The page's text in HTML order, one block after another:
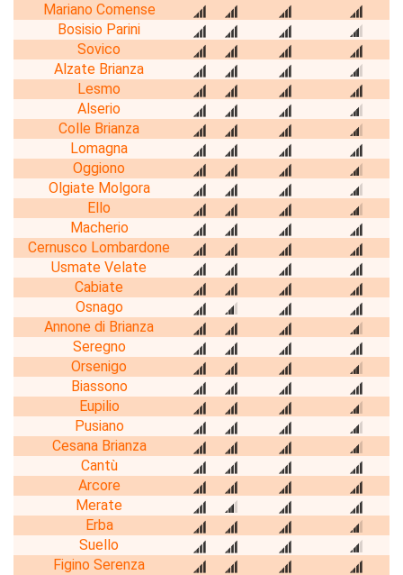
Mariano Comense
Bosisio Parini
Sovico
Alzate Brianza
Lesmo
Alserio
Colle Brianza
Lomagna
Oggiono
Olgiate Molgora
Ello
Macherio
Cernusco Lombardone
Usmate Velate
Cabiate
Osnago
Annone di Brianza
Seregno
Orsenigo
Biassono
Eupilio
Pusiano
Cesana Brianza
Cantù
Arcore
Merate
Erba
Suello
Figino Serenza